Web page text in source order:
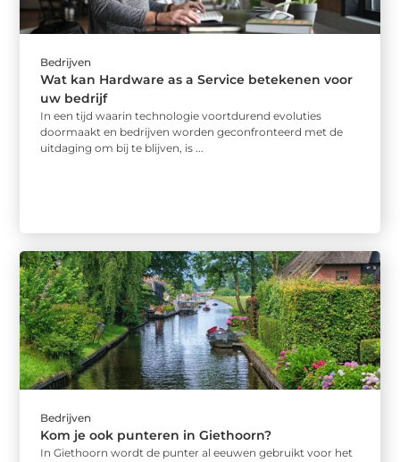
Bedrijven
Wat kan Hardware as a Service betekenen voor
uw bedrijf
In een tijd waarin technologie voortdurend evoluties
doormaakt en bedrijven worden geconfronteerd met de
uitdaging om bij te blijven, is ...
Bedrijven
Kom je ook punteren in Giethoorn?
In Giethoorn wordt de punter al eeuwen gebruikt voor het